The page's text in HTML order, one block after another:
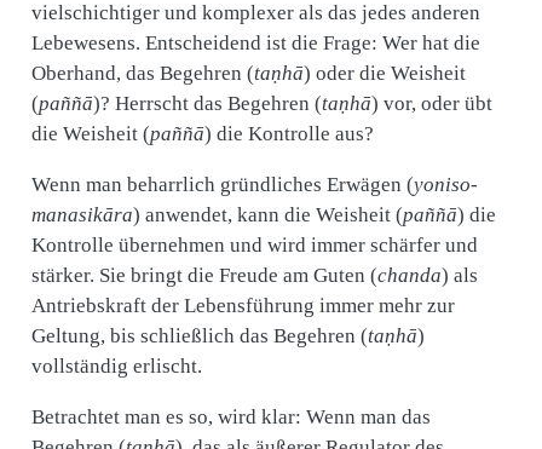
vielschichtiger und komplexer als das jedes anderen
Lebewesens. Entscheidend ist die Frage: Wer hat die
Oberhand, das Begehren (taṇhā) oder die Weisheit
(paññā)? Herrscht das Begehren (taṇhā) vor, oder übt
die Weisheit (paññā) die Kontrolle aus?
Wenn man beharrlich gründliches Erwägen (yoniso-
manasikāra) anwendet, kann die Weisheit (paññā) die
Kontrolle übernehmen und wird immer schärfer und
stärker. Sie bringt die Freude am Guten (chanda) als
Antriebskraft der Lebensführung immer mehr zur
Geltung, bis schließlich das Begehren (taṇhā)
vollständig erlischt.
Betrachtet man es so, wird klar: Wenn man das